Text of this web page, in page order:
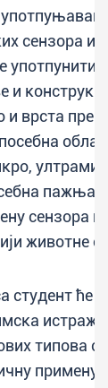
сензора и
употпунити
и
и врста
пажња
сензора и
животне
студент ће
типова
примену